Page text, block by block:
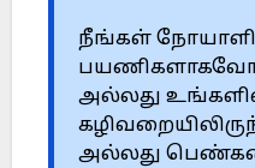
நீங்கள்
பயணிகளாகவோ
அல்லது
அல்லது